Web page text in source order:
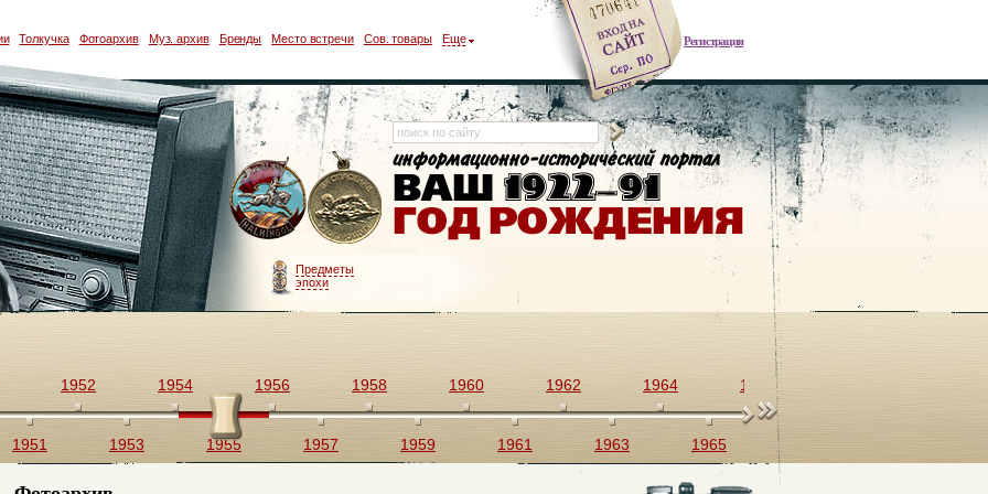
Регистрация
Толкучка Фотоархив Муз. архив Бренды Место встречи Сов. товары Еще
Предметы
эпохи
1951
1952
1953
1954
1955
1956
1957
1958
1959
1960
1961
1962
1963
1964
1965
1966